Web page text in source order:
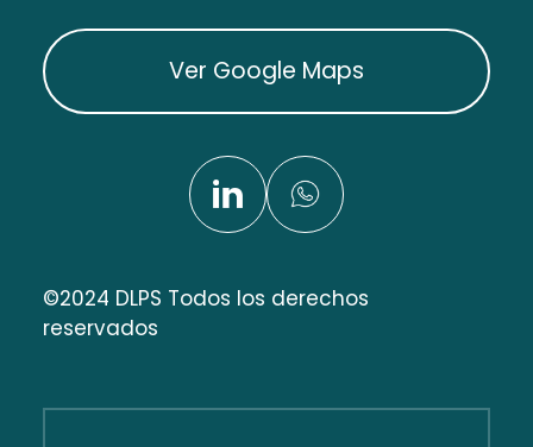
Ver Google Maps
©2024 DLPS Todos los derechos
reservados